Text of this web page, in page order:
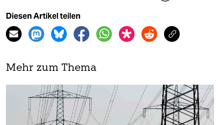
Diesen Artikel teilen
Mehr zum Thema